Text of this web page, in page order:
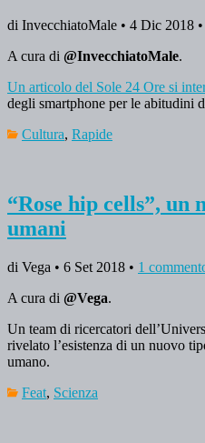
di InvecchiatoMale • 4 Dic 2018 •
A cura di @InvecchiatoMale.
Un articolo del Sole 24 Ore si
degli smartphone per le abitudini
Cultura, Rapide
“Rose hip cells”, un
umani
di Vega • 6 Set 2018 • 1
A cura di @Vega.
Un team di ricercatori
rivelato l’esistenza di un nuovo
umano.
Feat, Scienza